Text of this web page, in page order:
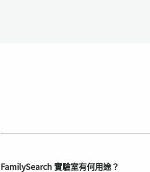
FamilySearch 實驗室有何用途？